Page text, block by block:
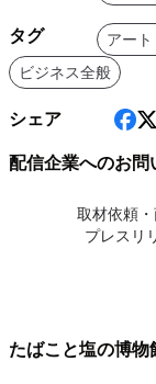
タグ アー
ビジネス全般
シェア
配信企業へのお問
取材依頼
プレスリ
たばこと塩の博物